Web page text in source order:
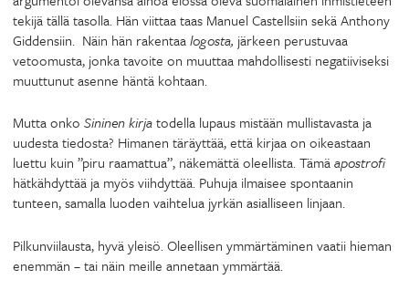
tekijä tällä tasolla. Hän viittaa taas Manuel Castellsiin sekä Anthony
Giddensiin. Näin hän rakentaalogosta, järkeen perustuvaa
vetoomusta, jonka tavoite on muuttaa mahdollisesti negatiiviseksi
muuttunut asenne häntä kohtaan.
Mutta onko Sininen kirjatodella lupaus mistään mullistavasta ja
uudesta tiedosta? Himanen täräyttää, että kirjaa on oikeastaan
luettu kuin ”piru raamattua”, näkemättä oleellista. Tämäapostrofi
hätkähdyttää ja myös viihdyttää. Puhuja ilmaisee spontaanin
tunteen, samalla luoden vaihtelua jyrkän asialliseen linjaan.
Pilkunviilausta, hyvä yleisö. Oleellisen ymmärtäminen vaatii hieman
enemmän – tai näin meille annetaan ymmärtää.